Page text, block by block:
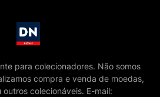
para colecionadores. Não somos
compra e venda de moedas,
outros colecionáveis. E-mail: